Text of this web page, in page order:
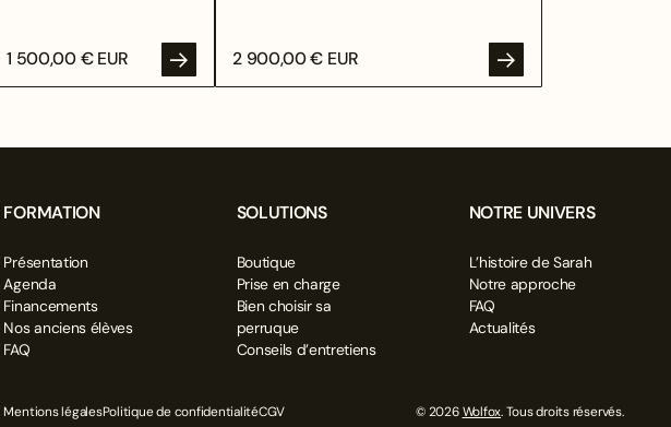
1 500,00 € EUR 2 900,00 € EUR
FORMATION
Présentation
Agenda
Financements
Nos anciens élèves
FAQ
SOLUTIONS
Boutique
Prise en charge
Bien choisir sa
perruque
Conseils d’entretiens
NOTRE UNIVERS
L’histoire de Sarah
Notre approche
FAQ
Actualités
Mentions légalesPolitique de confidentialitéCGV © 2026Wolfox. Tous droits réservés.